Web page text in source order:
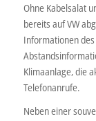
Ohne Kabelsalat
bereits auf VW
Informationen
Klimaanlage, die
Telefonanrufe.
Neben einer